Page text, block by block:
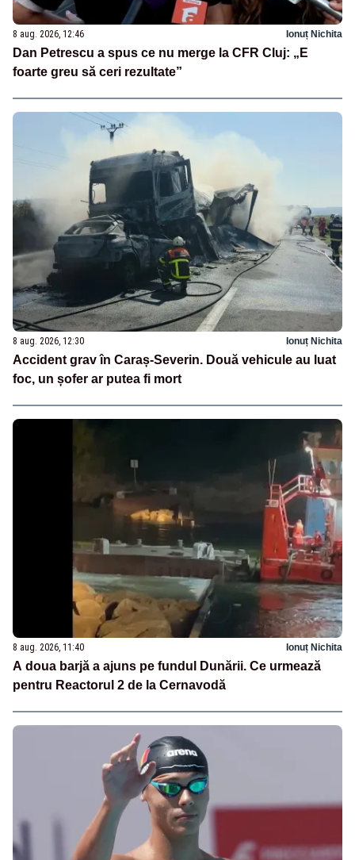
8 aug. 2026, 12:46 Ionuț Nichita
Dan Petrescu a spus ce nu merge la CFR Cluj: „E
foarte greu să ceri rezultate”
8 aug. 2026, 12:30 Ionuț Nichita
Accident grav în Caraș-Severin. Două vehicule au luat
foc, un șofer ar putea fi mort
8 aug. 2026, 11:40 Ionuț Nichita
A doua barjă a ajuns pe fundul Dunării. Ce urmează
pentru Reactorul 2 de la Cernavodă